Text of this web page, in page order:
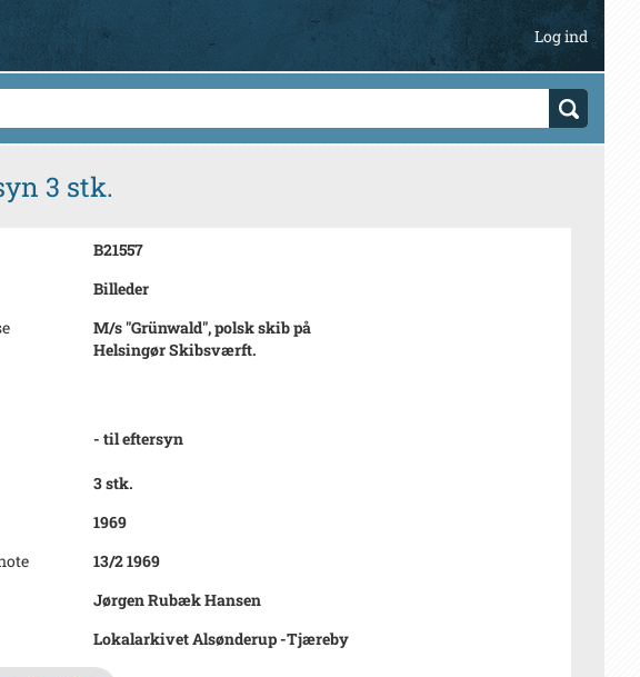
Log ind
3 stk.
B21557
Billeder
M/s "Grünwald", polsk skib på
Helsingør Skibsværft.
- til eftersyn
3 stk.
1969
13/2 1969
Jørgen Rubæk Hansen
Lokalarkivet Alsønderup -Tjæreby